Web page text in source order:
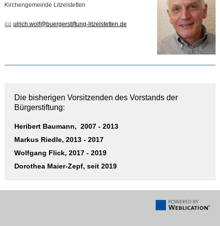
Kirchengemeinde Litzelstetten
ulrich.wolf@buergerstiftung-litzelstetten.de
Die bisherigen Vorsitzenden des Vorstands der
Bürgerstiftung:
Heribert Baumann, 2007 - 2013
Markus Riedle, 2013 - 2017
Wolfgang Flick, 2017 - 2019
Dorothea Maier-Zepf, seit 2019